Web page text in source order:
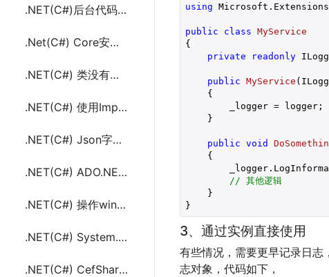
.NET(C#)后台代码扩展方法实现unescape(&#十六进制和\u十六进制)转成中文
.Net(C#) Core安装使用AngleSharp解析html的方法及示例代码
.NET(C#) 类没有实现接口时使用多态传参的替代方法
.NET(C#) 使用ImpromptuInterface动态实现的静态接口(duck casting)
.NET(C#) Json字符串反序列化成dynamic类型对象的方法代码
.NET(C#) ADO.NET/Entify Framework 一次调用从多个表查询返回数据的方法代码
.NET(C#) 操作windows剪粘板(粘贴板)读取设置文本和文件数据
.NET(C#) System.Linq Orderby和group by的使用及示例代码
.NET(C#) CefSharp 设置浏览器默认语言和userAgent及示例代码
using
public class MyService
{
private
readonly
public MyService (
{
        _logger = logger;
    }
public void
{
// 其他逻辑
    }
}
3、通过实例直接使用
有些情况，需要更早记录日志
志对象，代码如下，